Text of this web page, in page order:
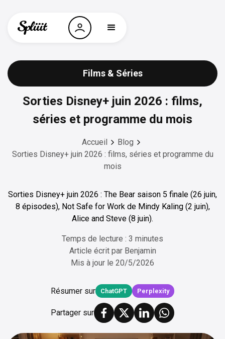
Films & Séries
Sorties Disney+ juin 2026 : films,
séries et programme du mois
Accueil
Blog
Sorties Disney+ juin 2026 : films, séries et programme du
mois
Sorties Disney+ juin 2026 : The Bear saison 5 finale (26 juin,
8 épisodes), Not Safe for Work de Mindy Kaling (2 juin),
Alice and Steve (8 juin).
Temps de lecture : 3 minutes
Article écrit par Benjamin
Mis à jour le 20/5/2026
Résumer sur ChatGPT Perplexity
Partager sur